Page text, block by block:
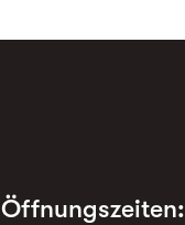
Öffnungszeiten: